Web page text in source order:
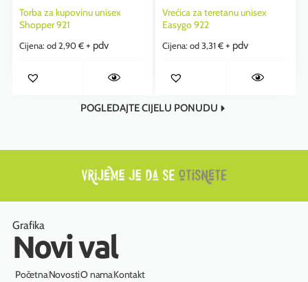
Torba za kupovinu unisex
Shopper 921
Cijena: od 2,90 € + pdv
Vrećica za teretanu unisex
Easygo 922
Cijena: od 3,31 € + pdv
POGLEDAJTE CIJELU PONUDU
Grafika
Novi val
PočetnaNovostiO namaKontakt